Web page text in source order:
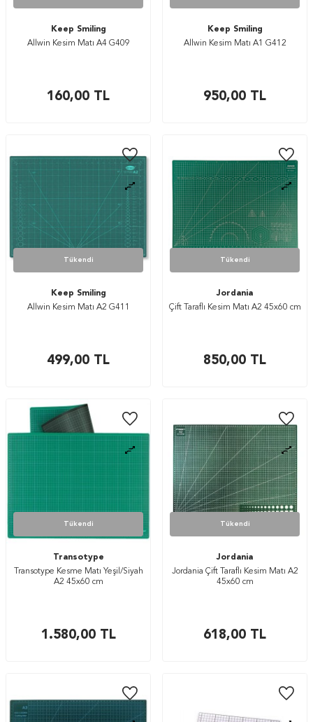
Keep Smiling
Allwin Kesim Matı A4 G409
160,00 TL
Keep Smiling
Allwin Kesim Matı A1 G412
950,00 TL
Tükendi
Keep Smiling
Allwin Kesim Matı A2 G411
499,00 TL
Tükendi
Jordania
Çift Taraflı Kesim Matı A2 45x60 cm
850,00 TL
Tükendi
Transotype
Transotype Kesme Matı Yeşil/Siyah
A2 45x60 cm
1.580,00TL
Tükendi
Jordania
Jordania Çift Taraflı Kesim Matı A2
45x60 cm
618,00 TL